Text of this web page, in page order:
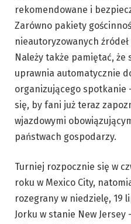
rekomendowane i
Zarówno pakiety
nieautoryzowanych
Należy także pamiętać, że
uprawnia automatycznie
organizującego spotkanie
się, by fani już teraz
wjazdowymi
państwach gospodarzy.
Turniej rozpocznie się w
roku w Mexico City,
rozegrany w niedzielę, 19
Jorku w stanie New